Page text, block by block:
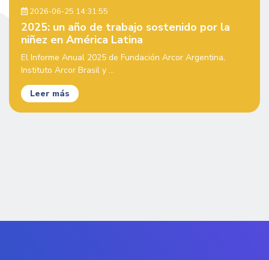
2026-06-25 14:31:55
2025: un año de trabajo sostenido por la
niñez en América Latina
El Informe Anual 2025 de Fundación Arcor Argentina,
Instituto Arcor Brasil y ...
Leer más